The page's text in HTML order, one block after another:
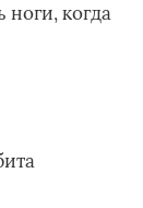
ноги, когда